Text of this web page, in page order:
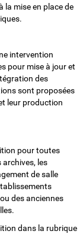
la mise en place de
intervention
pour mise à jour et
des
sont proposées
leur production
pour toutes
les
de salle
des anciennes
dans la rubrique